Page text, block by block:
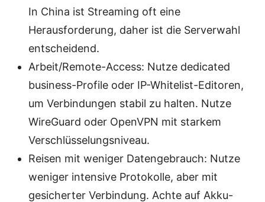
In China ist Streaming oft eine
Herausforderung, daher ist die Serverwahl
entscheidend.
Arbeit/Remote-Access: Nutze dedicated
business-Profile oder IP-Whitelist-Editoren,
um Verbindungen stabil zu halten. Nutze
WireGuard oder OpenVPN mit starkem
Verschlüsselungsniveau.
Reisen mit weniger Datengebrauch: Nutze
weniger intensive Protokolle, aber mit
gesicherter Verbindung. Achte auf Akku-